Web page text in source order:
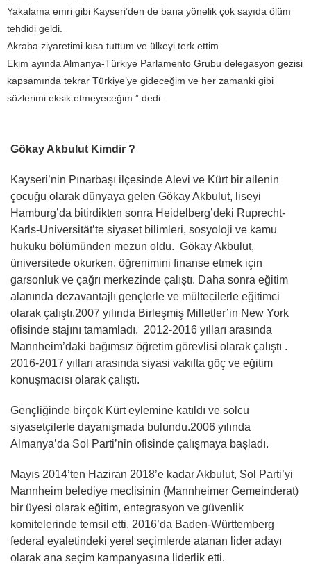
Yakalama emri gibi Kayseri’den de bana yönelik çok sayıda ölüm
tehdidi geldi.
Akraba ziyaretimi kısa tuttum ve ülkeyi terk ettim.
Ekim ayında Almanya-Türkiye Parlamento Grubu delegasyon gezisi
kapsamında tekrar Türkiye’ye gideceğim ve her zamanki gibi
sözlerimi eksik etmeyeceğim ” dedi.
Gökay Akbulut Kimdir ?
Kayseri’nin Pınarbaşı ilçesinde Alevi ve Kürt bir ailenin
çocuğu olarak dünyaya gelen Gökay Akbulut, liseyi
Hamburg’da bitirdikten sonra Heidelberg’deki Ruprecht-
Karls-Universität’te siyaset bilimleri, sosyoloji ve kamu
hukuku bölümünden mezun oldu. Gökay Akbulut,
üniversitede okurken, öğrenimini finanse etmek için
garsonluk ve çağrı merkezinde çalıştı. Daha sonra eğitim
alanında dezavantajlı gençlerle ve mültecilerle eğitimci
olarak çalıştı.2007 yılında Birleşmiş Milletler’in New York
ofisinde stajını tamamladı. 2012-2016 yılları arasında
Mannheim’daki bağımsız öğretim görevlisi olarak çalıştı .
2016-2017 yılları arasında siyasi vakıfta göç ve eğitim
konuşmacısı olarak çalıştı.
Gençliğinde birçok Kürt eylemine katıldı ve solcu
siyasetçilerle dayanışmada bulundu.2006 yılında
Almanya’da Sol Parti’nin ofisinde çalışmaya başladı.
Mayıs 2014’ten Haziran 2018’e kadar Akbulut, Sol Parti’yi
Mannheim belediye meclisinin (Mannheimer Gemeinderat)
bir üyesi olarak eğitim, entegrasyon ve güvenlik
komitelerinde temsil etti. 2016’da Baden-Württemberg
federal eyaletindeki yerel seçimlerde atanan lider adayı
olarak ana seçim kampanyasına liderlik etti.